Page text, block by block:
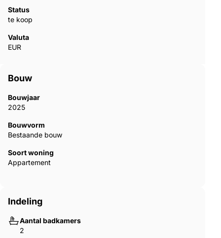
Status
te koop
Valuta
EUR
Bouw
Bouwjaar
2025
Bouwvorm
Bestaande bouw
Soort woning
Appartement
Indeling
Aantal badkamers
2